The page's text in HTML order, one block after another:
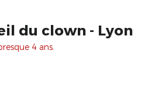
du clown - Lyon
4 ans.